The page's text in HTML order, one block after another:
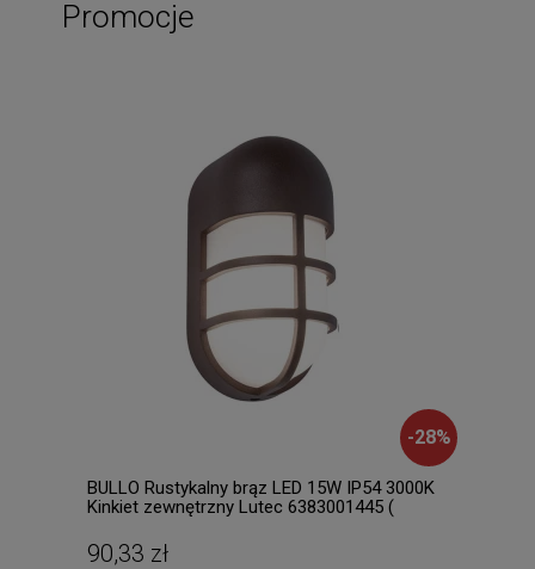
Promocje
-28%
BULLO Rustykalny brąz LED 15W IP54 3000K
Kinkiet zewnętrzny Lutec 6383001445 (
90,33 zł